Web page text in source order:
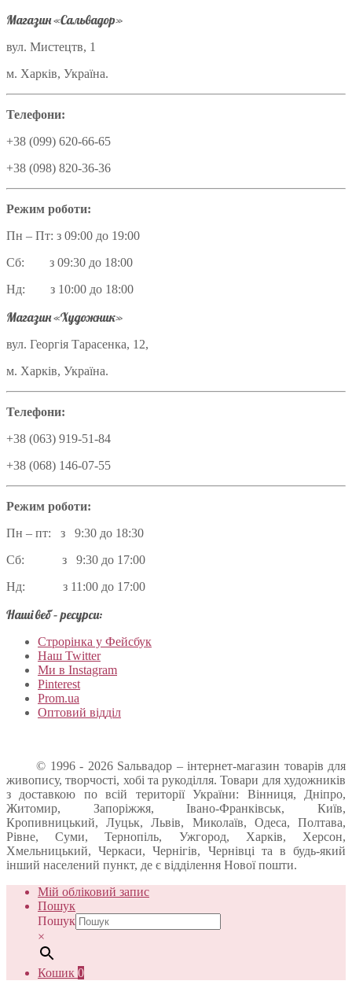
Магазин «Сальвадор»
вул. Мистецтв, 1
м. Харків, Україна.
Телефони:
+38 (099) 620-66-65
+38 (098) 820-36-36
Режим роботи:
Пн – Пт: з 09:00 до 19:00
Сб: з 09:30 до 18:00
Нд: з 10:00 до 18:00
Магазин «Художник»
вул. Георгія Тарасенка, 12,
м. Харків, Україна.
Телефони:
+38 (063) 919-51-84
+38 (068) 146-07-55
Режим роботи:
Пн – пт: з 9:30 до 18:30
Сб: з 9:30 до 17:00
Нд: з 11:00 до 17:00
Наші веб – ресурси:
Строрінка у Фейсбук
Наш Twitter
Ми в Instagram
Pinterest
Prom.ua
Оптовий відділ
© 1996 - 2026 Sальвадор – інтернет-магазин товарів для
живопису, творчості, хобі та рукоділля. Товари для художників
з доставкою по всій території України: Вінниця, Дніпро,
Житомир, Запоріжжя, Івано-Франківськ, Київ,
Кропивницький, Луцьк, Львів, Миколаїв, Одеса, Полтава,
Рівне, Суми, Тернопіль, Ужгород, Харків, Херсон,
Хмельницький, Черкаси, Чернігів, Чернівці та в будь-який
інший населений пункт, де є відділення Нової пошти.
Мій обліковий запис
Пошук
Пошук
×
Кошик 0